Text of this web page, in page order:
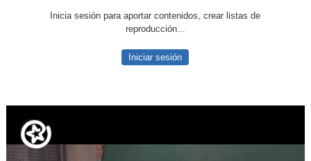
Inicia sesión para aportar contenidos, crear listas de
reproducción...
Iniciar sesión